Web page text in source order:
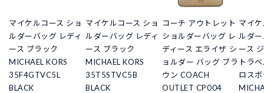
マイケルコース ショ
ルダーバッグ レディ
ース ブラック
MICHAEL KORS
35F4GTVC5L
BLACK
マイケルコース ショ
ルダーバッグ レディ
ース ブラック
MICHAEL KORS
35T5STVC5B
BLACK
コーチ アウトレット
ショルダーバッグ レ
ディース エライザ シ
ョルダー バッグ ブラ
ウン COACH
OUTLET CP004
マイ
ルダ
ース
トラ
ロス